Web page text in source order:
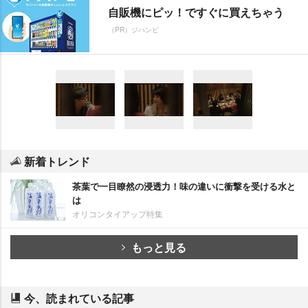
自販機にピッ！ですぐに買えちゃう
（PR）ジハンピ
新着トレンド
茶葉で一目瞭然の浸透力！味の違いに衝撃を受ける水と
は
オリコンタイアップ特集
もっと見る
今、読まれている記事